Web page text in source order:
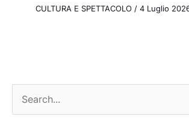
CULTURA E SPETTACOLO / 4 Luglio